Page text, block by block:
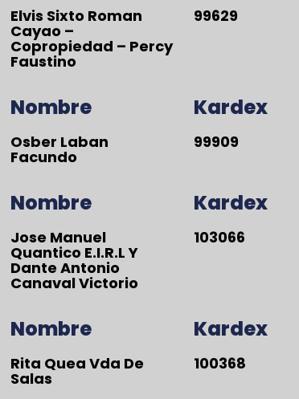
Elvis Sixto Roman
Cayao –
Copropiedad – Percy
Faustino
99629
Nombre
Osber Laban
Facundo
Kardex
99909
Nombre
Jose Manuel
Quantico E.I.R.L Y
Dante Antonio
Canaval Victorio
Kardex
103066
Nombre
Rita Quea Vda De
Salas
Kardex
100368